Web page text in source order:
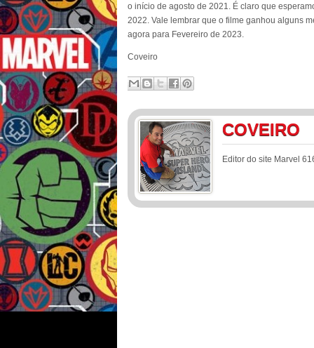
o início de agosto de 2021. É claro que
2022. Vale lembrar que o filme ganhou alguns
agora para Fevereiro de 2023.
Coveiro
COVEIRO
Editor do site Marvel